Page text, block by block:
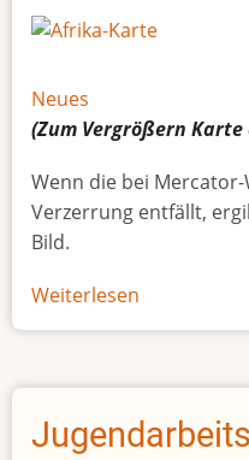
Neues
(Zum Vergrößern Karte
Wenn die bei
Verzerrung entfällt,
Bild.
Weiterlesen
Afrikas
Größe